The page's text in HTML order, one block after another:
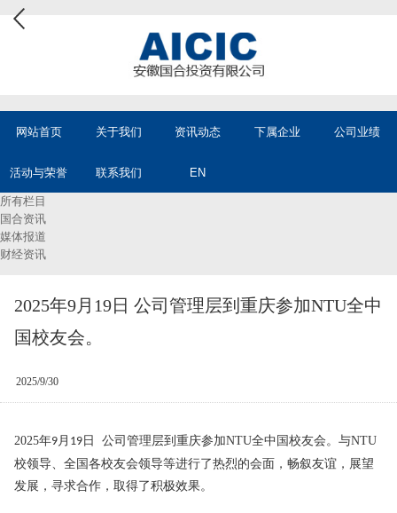
网站首页 关于我们 资讯动态 下属企业 公司业绩
活动与荣誉 联系我们 EN
所有栏目
国合资讯
媒体报道
财经资讯
2025年9月19日 公司管理层到重庆参加NTU全中
国校友会。
2025/9/30
2025年9 月 19日 公司管理层到重庆参加NTU全中国校友会 。 与NTU
校领导、全国各校友会领导等进行了热烈的会面，畅叙友谊，展望
发展，寻求合作，取得了积极效果。